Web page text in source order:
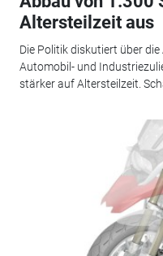
Altersteilzeit aus
Die Politik diskutiert über
Automobil- und
stärker auf Altersteilzeit.